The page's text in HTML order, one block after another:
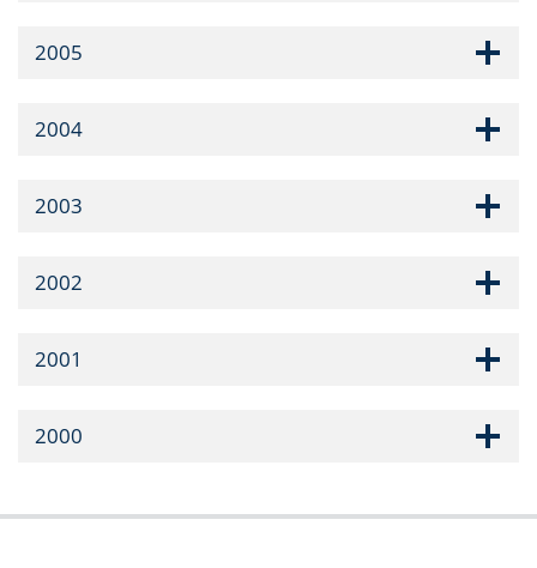
2005
2004
2003
2002
2001
2000